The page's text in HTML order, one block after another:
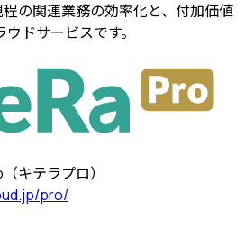
程の関連業務の効率化と、付加価値
ドサービスです。
キテラプロ）
pro/